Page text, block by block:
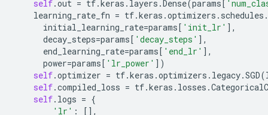
self.out = tf.keras . layers .Dense(params[
learning_rate_fn = tf.keras .optimizers . schedules .
initial_learning_rate=params[ 'init_lr' ],
decay_steps=params[ 'decay_steps' ],
end_learning_rate=params[ 'end_lr' ],
power=params[ 'lr_power' ])
self.optimizer = tf.keras .optimizers . legacy.SGD(
self.compiled_loss = tf.keras . losses .
self. logs = {
'lr' :
[],